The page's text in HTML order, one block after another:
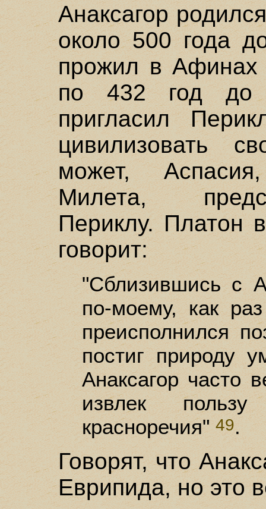
Анаксагор
около 500 года
прожил в Афинах
по 432 год до
пригласил
цивилизовать
может,
Милета,
Периклу. Платон
говорит:
"Сблизившись с
по-моему, как
преисполнился
постиг природу
Анаксагор часто
извлек
красноречия" 49.
Говорят, что
Еврипида, но это